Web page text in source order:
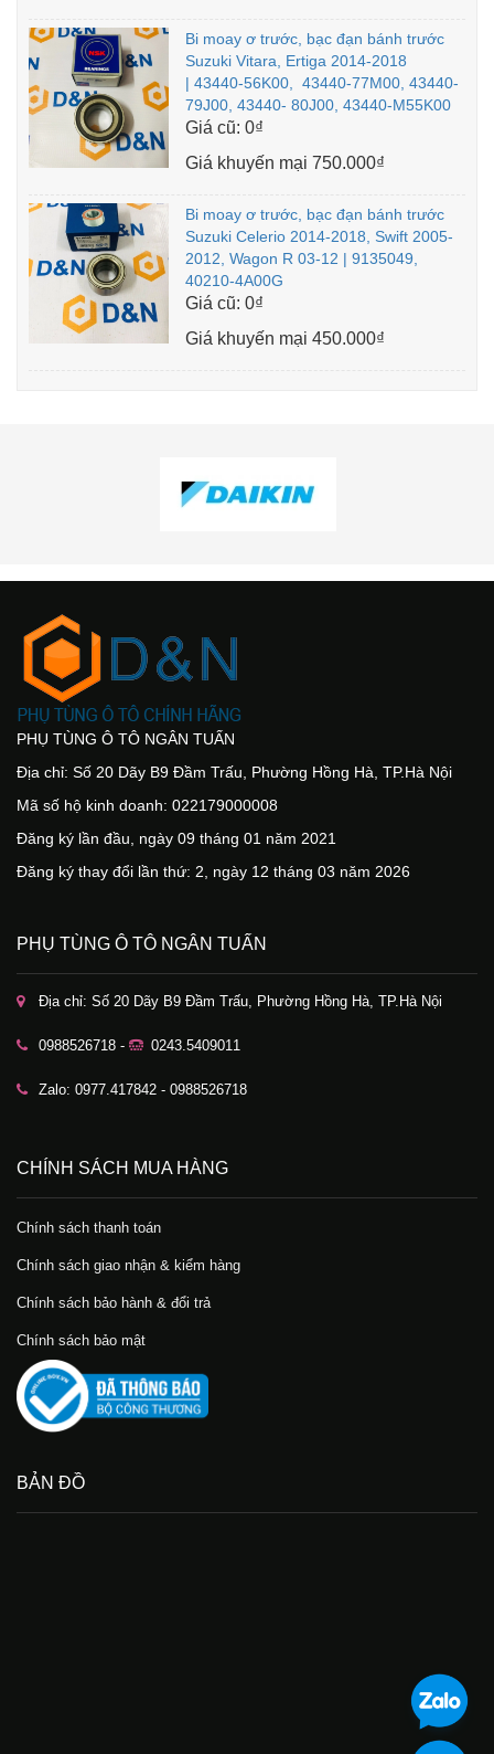
Bi moay ơ trước, bạc đạn bánh trước
Suzuki Vitara, Ertiga 2014-2018
| 43440-56K00, 43440-77M00, 43440-
79J00, 43440- 80J00, 43440-M55K00
Giá cũ: 0₫
Giá khuyến mại 750.000₫
Bi moay ơ trước, bạc đạn bánh trước
Suzuki Celerio 2014-2018, Swift 2005-
2012, Wagon R 03-12 | 9135049,
40210-4A00G
Giá cũ: 0₫
Giá khuyến mại 450.000₫
PHỤ TÙNG Ô TÔ NGÂN TUẤN
Địa chỉ: Số 20 Dãy B9 Đầm Trấu, Phường Hồng Hà, TP.Hà Nội
Mã số hộ kinh doanh: 022179000008
Đăng ký lần đầu, ngày 09 tháng 01 năm 2021
Đăng ký thay đổi lần thứ: 2, ngày 12 tháng 03 năm 2026
PHỤ TÙNG Ô TÔ NGÂN TUẤN
Địa chỉ: Số 20 Dãy B9 Đầm Trấu, Phường Hồng Hà, TP.Hà Nội
0988526718 - 0243.5409011
Zalo: 0977.417842 - 0988526718
CHÍNH SÁCH MUA HÀNG
Chính sách thanh toán
Chính sách giao nhận & kiểm hàng
Chính sách bảo hành & đổi trả
Chính sách bảo mật
BẢN ĐỒ